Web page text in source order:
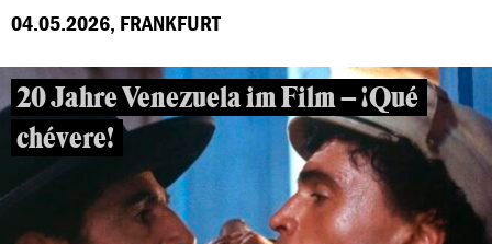
04.05.2026, FRANKFURT
20 Jahre Venezuela im Film – ¡Qué
chévere!